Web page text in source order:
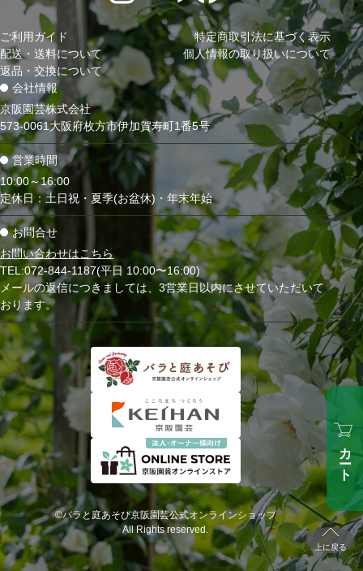
カート
上に戻る
会社情報
京阪園芸株式会社
573-0061大阪府枚方市伊加賀寿町1番5号
営業時間
10:00～16:00
定休日：土日祝・夏季(お盆休)・年末年始
お問合せ
お問い合わせはこちら
TEL:072-844-1187(平日 10:00〜16:00)
メールの返信につきましては、3営業日以内にさせていただいて
おります。
ご利用ガイド
配送・送料について
返品・交換について
特定商取引法に基づく表示
個人情報の取り扱いについて
©バラと庭あそび京阪園芸公式オンラインショップ
All Rights reserved.